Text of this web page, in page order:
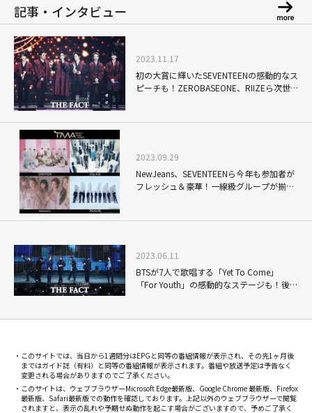
記事・インタビュー
2023.11.17
初の大賞に輝いたSEVENTEENの感動的なス
ピーチも！ZEROBASEONE、RIIZEら次世
2023.09.29
NewJeans、SEVENTEENら今年も参加者が
フレッシュ＆豪華！一線級グループが揃う
2023.06.11
BTSが7人で歌唱する「Yet To Come」
「For Youth」の感動的なステージも！後進
このサイトでは、当日から1週間分はEPGと同等の番組情報が表示され、その先1ヶ月後
まではガイド誌（有料）と同等の番組情報が表示されます。番組や放送予定は予告なく
変更される場合がありますのでご了承ください。
このサイトは、ウェブブラウザーMicrosoft Edge最新版、Google Chrome 最新版、Firefox
最新版、Safari最新版での動作を確認しております。上記以外のウェブブラウザーで閲覧
されますと、表示の乱れや予期せぬ動作を起こす場合がございますので、予めご了承く